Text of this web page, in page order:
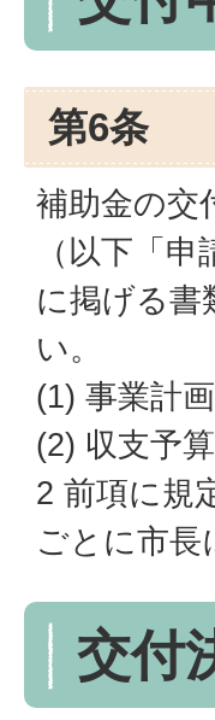
第6条
補助金の交
（以下「
に掲げる書
い。
(1) 事業計
(2) 収支予
2 前項に規
ごとに市長
交付